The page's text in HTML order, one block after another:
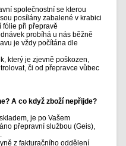
společnostní se kterou
posílány zabalené v krabici
fólie při přepravě
probíhá u nás běžně
je vždy počítána dle
který je zjevně poškozen,
či od přepravce vůbec
A co když zboží nepřijde?
je po Vašem
přepravní službou (Geis),
z fakturačního oddělení